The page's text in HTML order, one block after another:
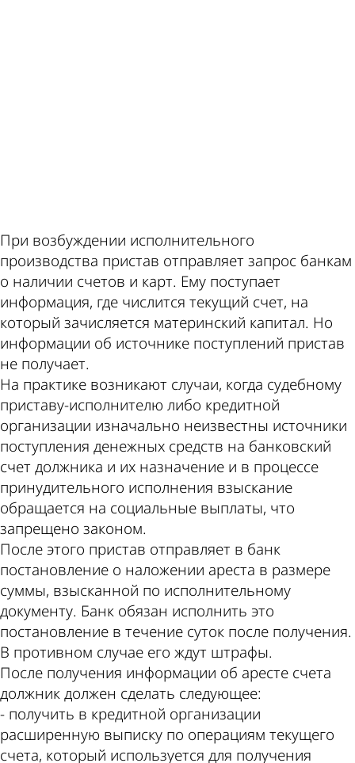
При возбуждении исполнительного
производства пристав отправляет запрос банкам
о наличии счетов и карт. Ему поступает
информация, где числится текущий счет, на
который зачисляется материнский капитал. Но
информации об источнике поступлений пристав
не получает.
На практике возникают случаи, когда судебному
приставу-исполнителю либо кредитной
организации изначально неизвестны источники
поступления денежных средств на банковский
счет должника и их назначение и в процессе
принудительного исполнения взыскание
обращается на социальные выплаты, что
запрещено законом.
После этого пристав отправляет в банк
постановление о наложении ареста в размере
суммы, взысканной по исполнительному
документу. Банк обязан исполнить это
постановление в течение суток после получения.
В противном случае его ждут штрафы.
После получения информации об аресте счета
должник должен сделать следующее:
- получить в кредитной организации
расширенную выписку по операциям текущего
счета, который используется для получения